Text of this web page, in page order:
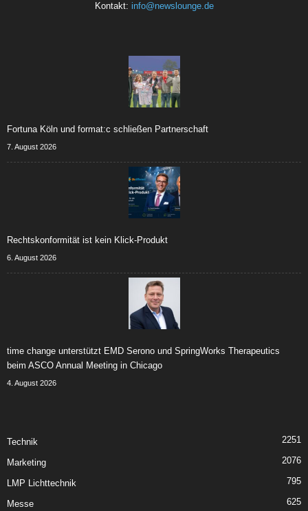
Kontakt: info@newslounge.de
Fortuna Köln und format:c schließen Partnerschaft
7. August 2026
Rechtskonformität ist kein Klick-Produkt
6. August 2026
time change unterstützt EMD Serono und SpringWorks Therapeutics
beim ASCO Annual Meeting in Chicago
4. August 2026
Technik 2251
Marketing 2076
LMP Lichttechnik 795
Messe 625